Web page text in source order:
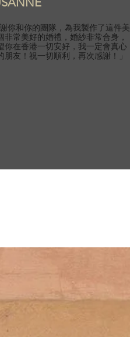
你和你的團隊，為我製作了這件美
常美好的婚禮，婚紗非常合身，
你在香港一切安好，我一定會真心
友！祝一切順利，再次感謝！」